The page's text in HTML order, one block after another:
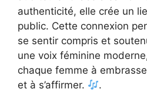
authenticité, elle crée un
public. Cette connexion
se sentir compris et
une voix féminine
chaque femme à
et à s’affirmer.
.